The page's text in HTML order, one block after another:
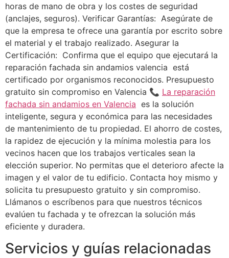
horas de mano de obra y los costes de seguridad
(anclajes, seguros). Verificar Garantías: Asegúrate de
que la empresa te ofrece una garantía por escrito sobre
el material y el trabajo realizado. Asegurar la
Certificación: Confirma que el equipo que ejecutará la
reparación fachada sin andamios valencia está
certificado por organismos reconocidos. Presupuesto
gratuito sin compromiso en Valencia 📞 La reparación
fachada sin andamios en Valencia es la solución
inteligente, segura y económica para las necesidades
de mantenimiento de tu propiedad. El ahorro de costes,
la rapidez de ejecución y la mínima molestia para los
vecinos hacen que los trabajos verticales sean la
elección superior. No permitas que el deterioro afecte la
imagen y el valor de tu edificio. Contacta hoy mismo y
solicita tu presupuesto gratuito y sin compromiso.
Llámanos o escríbenos para que nuestros técnicos
evalúen tu fachada y te ofrezcan la solución más
eficiente y duradera.
Servicios y guías relacionadas